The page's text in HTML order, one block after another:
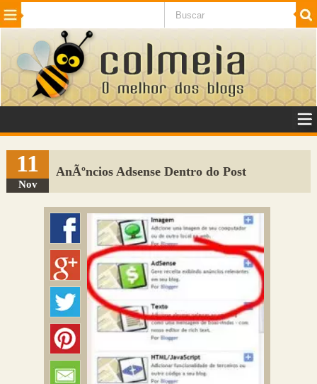
Beleza Cinema e TV
Internet Jogos NotÃ­cias SaÃºde
VeÃ­culos Adulto
Sugerir Link
Adicionar Blog
Colmeia Exchange
Perguntas Frequentes
11
Nov
AnÃºncios Adsense Dentro do Post